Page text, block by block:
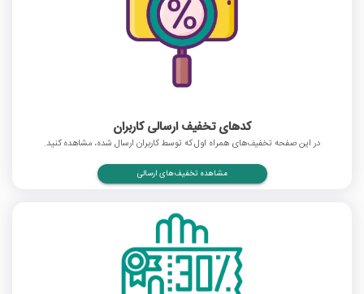
کدهای تخفیف ارسالی کاربران
در این صفحه تخفیف‌های همراه اول که توسط کاربران ارسال شده، مشاهده کنید.
مشاهده تخفیف‌های ارسالی